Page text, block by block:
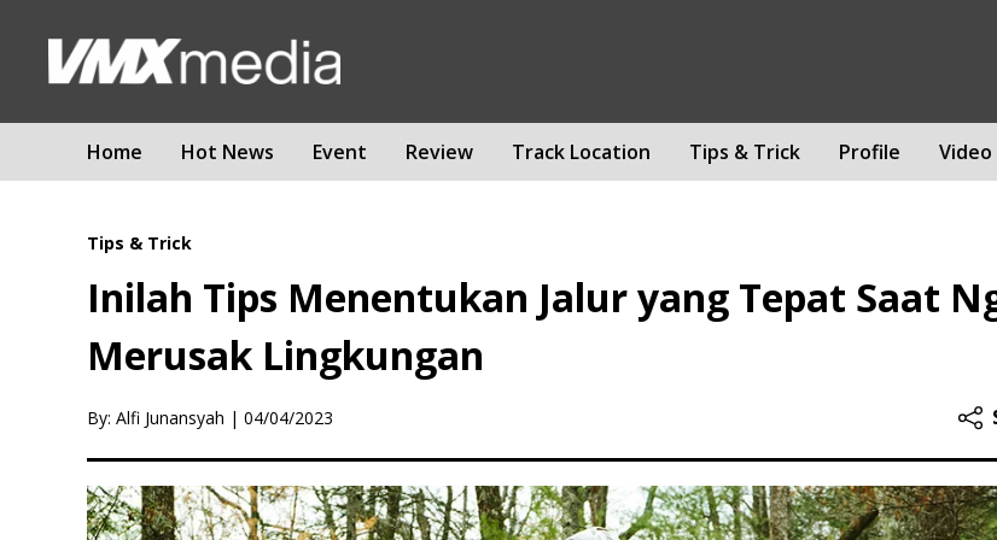
Home Hot News Event Review Track Location Tips & Trick Profile Video
Tips & Trick
Inilah Tips Menentukan Jalur yang Tepat Saat
Merusak Lingkungan
By: Alfi Junansyah | 04/04/2023